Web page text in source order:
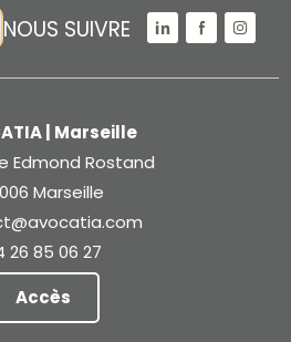
NOUS SUIVRE
| Marseille
Edmond Rostand
Marseille
26 85 06 27
Accès